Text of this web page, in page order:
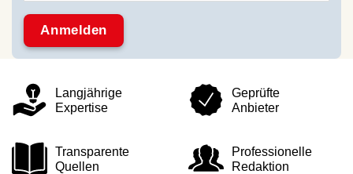
Langjährige
Expertise
Geprüfte
Anbieter
Transparente
Quellen
Professionelle
Redaktion